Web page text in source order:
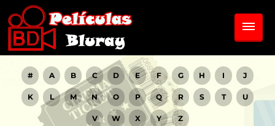
# A B C D E F G H I J
K L M N O P Q R S T U
V W X Y Z